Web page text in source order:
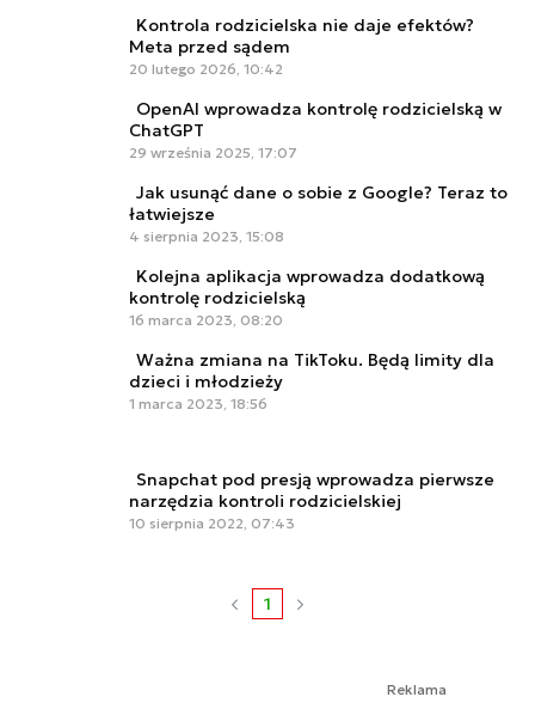
Kontrola rodzicielska nie daje efektów?
Meta przed sądem
20 lutego 2026, 10:42
OpenAI wprowadza kontrolę rodzicielską w
ChatGPT
29 września 2025, 17:07
Jak usunąć dane o sobie z Google? Teraz to
łatwiejsze
4 sierpnia 2023, 15:08
Kolejna aplikacja wprowadza dodatkową
kontrolę rodzicielską
16 marca 2023, 08:20
Ważna zmiana na TikToku. Będą limity dla
dzieci i młodzieży
1 marca 2023, 18:56
Snapchat pod presją wprowadza pierwsze
narzędzia kontroli rodzicielskiej
10 sierpnia 2022, 07:43
1
Reklama